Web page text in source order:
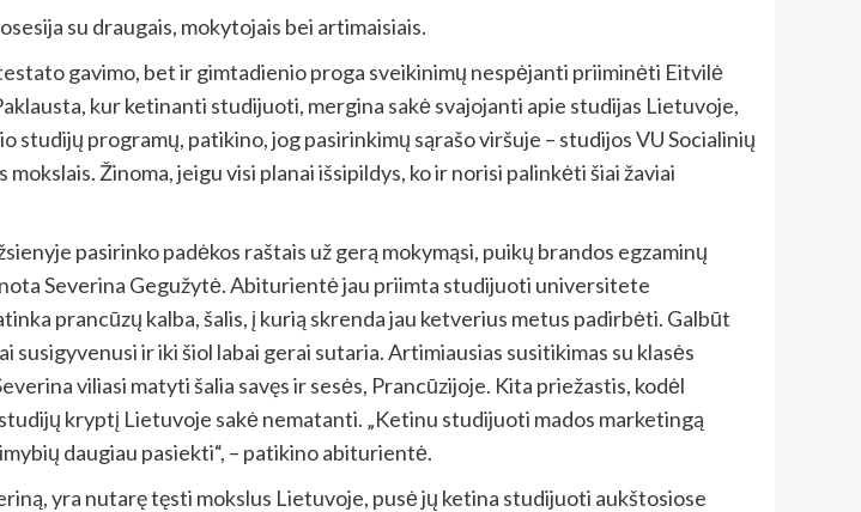
su draugais, mokytojais bei artimaisiais.
gavimo, bet ir gimtadienio proga sveikinimų nespėjanti priiminėti Eitvilė
kur ketinanti studijuoti, mergina sakė svajojanti apie studijas Lietuvoje,
programų, patikino, jog pasirinkimų sąrašo viršuje – studijos VU Socialinių
Žinoma, jeigu visi planai išsipildys, ko ir norisi palinkėti šiai žaviai
pasirinko padėkos raštais už gerą mokymąsi, puikų brandos egzaminų
Severina Gegužytė. Abiturientė jau priimta studijuoti universitete
prancūzų kalba, šalis, į kurią skrenda jau ketverius metus padirbėti. Galbūt
susigyvenusi ir iki šiol labai gerai sutaria. Artimiausias susitikimas su klasės
viliasi matyti šalia savęs ir sesės, Prancūzijoje. Kita priežastis, kodėl
kryptį Lietuvoje sakė nematanti. „Ketinu studijuoti mados marketingą
daugiau pasiekti“, – patikino abiturientė.
yra nutarę tęsti mokslus Lietuvoje, pusė jų ketina studijuoti aukštosiose